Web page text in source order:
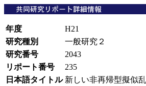
年度
H21
研究種別
一般研究２
研究番号
2043
リポート番号
235
日本語タイトル 新しい非再帰型擬似